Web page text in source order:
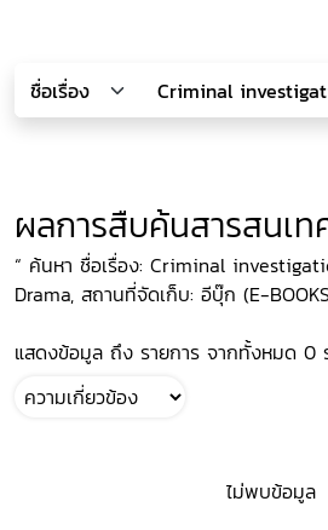
ผลการสืบค้นสารสนเท
“ ค้นหา ชื่อเรื่อง: Criminal
Drama, สถานที่จัดเก็บ: อีบุ๊ก (E-
แสดงข้อมูล ถึง รายการ จากทั้งหมด 0
ไม่พบข้อมูล